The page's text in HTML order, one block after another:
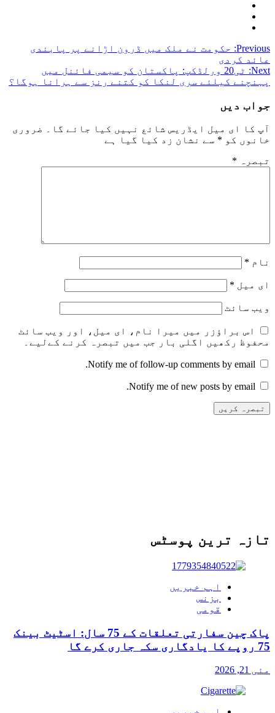
Post
navigation
Previous: حکومت نے ملک میں ڈرون اڑانے پر پابندی
عائد کردی
Next:
ٹی20 ورلڈکپ: پاکستان کو سیمی فائنل میں
پہنچنے کیلئے سری لنکا کو کتنے رنز سے ہرانا ہوگا؟
جواب دیں
آپ کا ای میل ایڈریس شائع نہیں کیا جائے گا۔
ضروری
خانوں کو * سے نشان زد کیا گیا ہے
تبصرہ *
نام *
ای میل *
ویب‌ سائٹ
اس براؤزر میں میرا نام، ای میل، اور ویب سائٹ
محفوظ رکھیں اگلی بار جب میں تبصرہ کرنے کےلیے۔
Notify me of follow-up comments by email.
Notify me of new posts by email.
تازہ ترین پوسٹس
اہم خبریں
بزنس
قومی
پاک چین سفارتی تعلقات کے 75 سال: اسٹیٹ بینک
75 روپے کا یادگاری سکہ جاری کرے گا
مئی 21, 2026